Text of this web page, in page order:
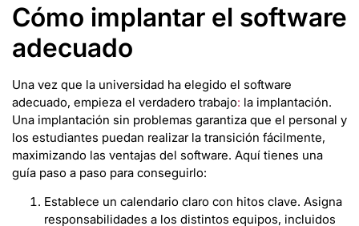
Cómo implantar el software
adecuado
Una vez que la universidad ha elegido el software
adecuado, empieza el verdadero trabajo: la implantación.
Una implantación sin problemas garantiza que el personal y
los estudiantes puedan realizar la transición fácilmente,
maximizando las ventajas del software. Aquí tienes una
guía paso a paso para conseguirlo:
Establece un calendario claro con hitos clave. Asigna
responsabilidades a los distintos equipos, incluidos